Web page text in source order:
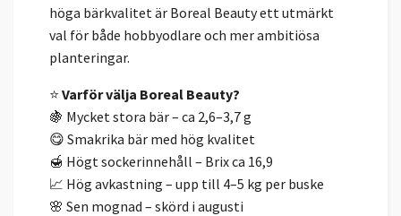
höga bärkvalitet är Boreal Beauty ett utmärkt
val för både hobbyodlare och mer ambitiösa
planteringar.
⭐ Varför välja Boreal Beauty?
🍇 Mycket stora bär – ca 2,6–3,7 g
😋 Smakrika bär med hög kvalitet
🍯 Högt sockerinnehåll – Brix ca 16,9
📈 Hög avkastning – upp till 4–5 kg per buske
🌸 Sen mognad – skörd i augusti